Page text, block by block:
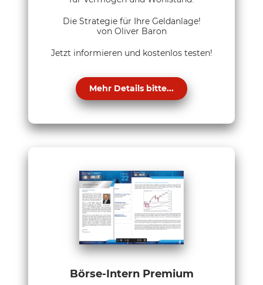
Die Strategie für Ihre Geldanlage!
von Oliver Baron
Jetzt informieren und kostenlos testen!
Mehr Details bitte...
Börse-Intern Premium